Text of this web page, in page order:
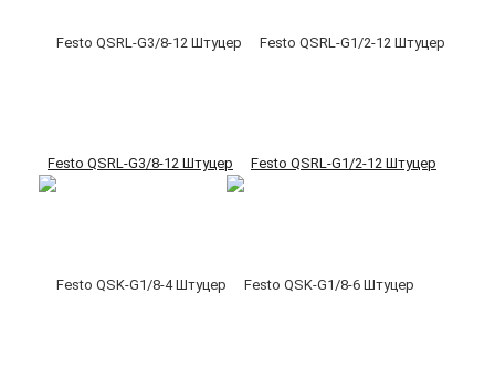
Festo QSRL-G3/8-12 Штуцер Festo QSRL-G1/2-12 Штуцер